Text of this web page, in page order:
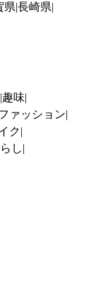
県 長崎県
趣味
ァッション
ク
し